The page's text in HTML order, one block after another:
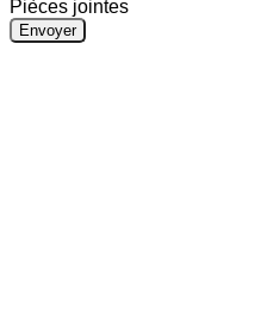
Pièces jointes
Envoyer